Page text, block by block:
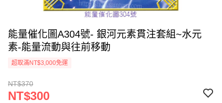
能量催化圖A304號- 銀河元素貫注套組~水元
素-能量流動與往前移動
超取滿NT$3,000免運
NT$370
NT$300